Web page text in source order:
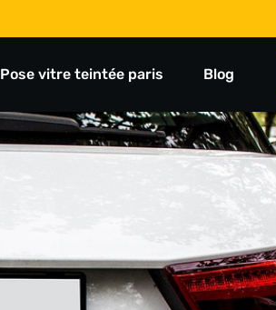
Pose vitre teintée paris Blog